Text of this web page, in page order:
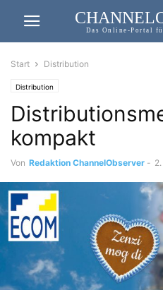
Das Online-Portal
Start Distribution
Distribution
kompakt
Von Redaktion ChannelObserver -